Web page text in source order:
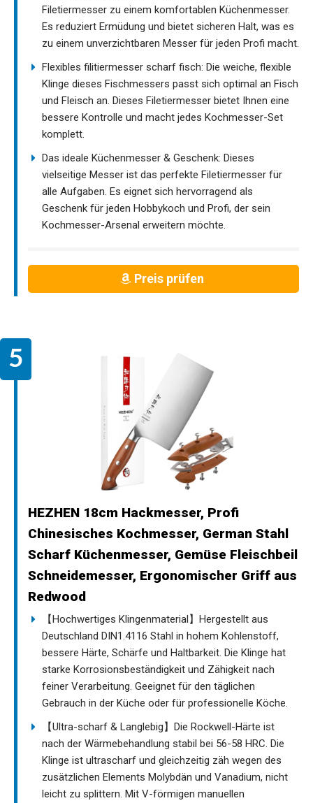
Filetiermesser zu einem komfortablen Küchenmesser.
Es reduziert Ermüdung und bietet sicheren Halt, was es
zu einem unverzichtbaren Messer für jeden Profi macht.
Flexibles filitiermesser scharf fisch: Die weiche, flexible
Klinge dieses Fischmessers passt sich optimal an Fisch
und Fleisch an. Dieses Filetiermesser bietet Ihnen eine
bessere Kontrolle und macht jedes Kochmesser-Set
komplett.
Das ideale Küchenmesser & Geschenk: Dieses
vielseitige Messer ist das perfekte Filetiermesser für
alle Aufgaben. Es eignet sich hervorragend als
Geschenk für jeden Hobbykoch und Profi, der sein
Kochmesser-Arsenal erweitern möchte.
Preis prüfen
HEZHEN 18cm Hackmesser, Profi
Chinesisches Kochmesser, German Stahl
Scharf Küchenmesser, Gemüse Fleischbeil
Schneidemesser, Ergonomischer Griff aus
Redwood
【Hochwertiges Klingenmaterial】Hergestellt aus
Deutschland DIN1.4116 Stahl in hohem Kohlenstoff,
bessere Härte, Schärfe und Haltbarkeit. Die Klinge hat
starke Korrosionsbeständigkeit und Zähigkeit nach
feiner Verarbeitung. Geeignet für den täglichen
Gebrauch in der Küche oder für professionelle Köche.
【Ultra-scharf & Langlebig】Die Rockwell-Härte ist
nach der Wärmebehandlung stabil bei 56-58 HRC. Die
Klinge ist ultrascharf und gleichzeitig zäh wegen des
zusätzlichen Elements Molybdän und Vanadium, nicht
leicht zu splittern. Mit V-förmigen manuellen